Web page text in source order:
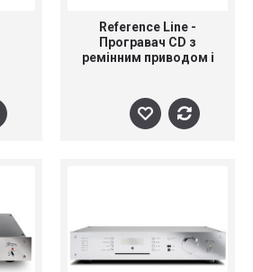
Reference Line -
Програвач CD з
ремінним приводом і
069